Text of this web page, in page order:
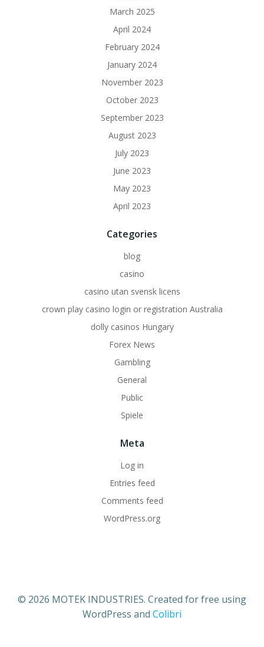
March 2025
April 2024
February 2024
January 2024
November 2023
October 2023
September 2023
August 2023
July 2023
June 2023
May 2023
April 2023
Categories
blog
casino
casino utan svensk licens
crown play casino login or registration Australia
dolly casinos Hungary
Forex News
Gambling
General
Public
Spiele
Meta
Log in
Entries feed
Comments feed
WordPress.org
© 2026 MOTEK INDUSTRIES. Created for free using
WordPress and Colibri